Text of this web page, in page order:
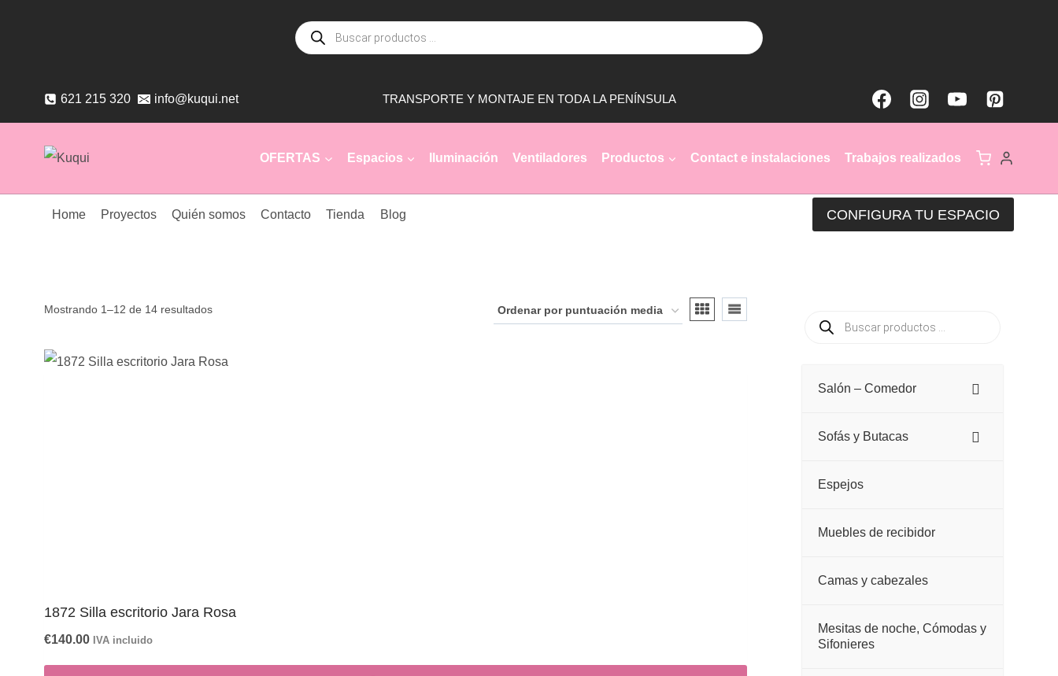
Búsqueda
de
productos
621 215 320 info@kuqui.net TRANSPORTE Y MONTAJE EN TODA LA PENÍNSULA
OFERTAS Espacios Iluminación Ventiladores Productos Contact e instalaciones Trabajos realizados
Home Proyectos Quién somos Contacto Tienda Blog CONFIGURA TU ESPACIO
Mostrando 1–12 de 14 resultadosOrdenado
1872 Silla escritorio Jara Rosa
€140.00 IVA incluido
Salón – Comedor
Sofás y Butacas
Espejos
Muebles de recibidor
Camas y cabezales
Mesitas de noche, Cómodas y
Sifonieres